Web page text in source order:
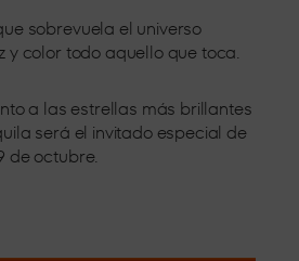
sobrevuela el universo
y color todo aquello que toca.
a las estrellas más brillantes
será el invitado especial de
de octubre.